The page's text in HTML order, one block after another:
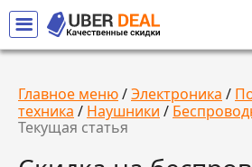
Главное меню/Электроника /
техника / Наушники /
Текущая статья